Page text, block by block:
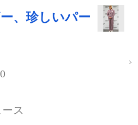
、珍しいパー
ス